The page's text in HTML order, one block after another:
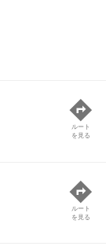
ルート
を見る
ルート
を見る